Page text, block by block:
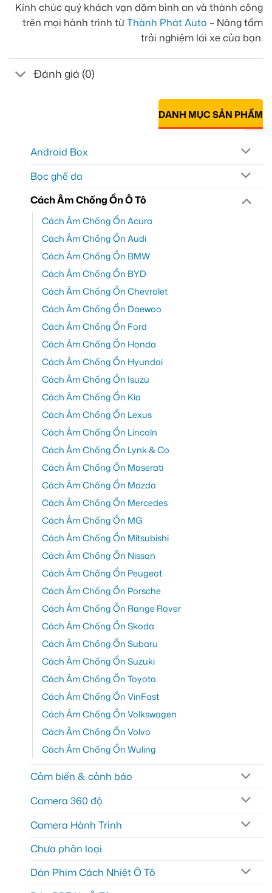
Kính chúc quý khách vạn dặm bình an và thành công
trên mọi hành trình từThành Phát Auto – Nâng tầm
trải nghiệm lái xe của bạn.
Đánh giá (0)
DANH MỤC SẢN PHẨM
Android Box
Bọc ghế da
Cách Âm Chống Ồn Ô Tô
Cách Âm Chống Ồn Acura
Cách Âm Chống Ồn Audi
Cách Âm Chống Ồn BMW
Cách Âm Chống Ồn BYD
Cách Âm Chống Ồn Chevrolet
Cách Âm Chống Ồn Daewoo
Cách Âm Chống Ồn Ford
Cách Âm Chống Ồn Honda
Cách Âm Chống Ồn Hyundai
Cách Âm Chống Ồn Isuzu
Cách Âm Chống Ồn Kia
Cách Âm Chống Ồn Lexus
Cách Âm Chống Ồn Lincoln
Cách Âm Chống Ồn Lynk & Co
Cách Âm Chống Ồn Maserati
Cách Âm Chống Ồn Mazda
Cách Âm Chống Ồn Mercedes
Cách Âm Chống Ồn MG
Cách Âm Chống Ồn Mitsubishi
Cách Âm Chống Ồn Nissan
Cách Âm Chống Ồn Peugeot
Cách Âm Chống Ồn Porsche
Cách Âm Chống Ồn Range Rover
Cách Âm Chống Ồn Skoda
Cách Âm Chống Ồn Subaru
Cách Âm Chống Ồn Suzuki
Cách Âm Chống Ồn Toyota
Cách Âm Chống Ồn VinFast
Cách Âm Chống Ồn Volkswagen
Cách Âm Chống Ồn Volvo
Cách Âm Chống Ồn Wuling
Cảm biến & cảnh báo
Camera 360 độ
Camera Hành Trình
Chưa phân loại
Dán Phim Cách Nhiệt Ô Tô